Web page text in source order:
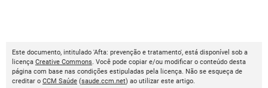
Este documento, intitulado 'Afta: prevenção e tratamento', está disponível sob a
licença Creative Commons. Você pode copiar e/ou modificar o conteúdo desta
página com base nas condições estipuladas pela licença. Não se esqueça de
creditar o CCM Saúde (saude.ccm.net) ao utilizar este artigo.